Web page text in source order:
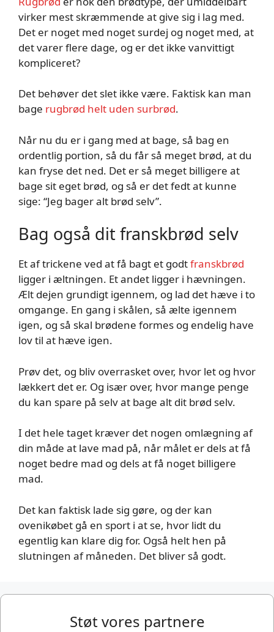
virker mest skræmmende at give sig i lag med.
Det er noget med noget surdej og noget med, at
det varer flere dage, og er det ikke vanvittigt
kompliceret?
Det behøver det slet ikke være. Faktisk kan man
bage rugbrød helt uden surbrød.
Når nu du er i gang med at bage, så bag en
ordentlig portion, så du får så meget brød, at du
kan fryse det ned. Det er så meget billigere at
bage sit eget brød, og så er det fedt at kunne
sige: “Jeg bager alt brød selv”.
Bag også dit franskbrød selv
Et af trickene ved at få bagt et godtfranskbrød
ligger i æltningen. Et andet ligger i hævningen.
Ælt dejen grundigt igennem, og lad det hæve i to
omgange. En gang i skålen, så ælte igennem
igen, og så skal brødene formes og endelig have
lov til at hæve igen.
Prøv det, og bliv overrasket over, hvor let og hvor
lækkert det er. Og især over, hvor mange penge
du kan spare på selv at bage alt dit brød selv.
I det hele taget kræver det nogen omlægning af
din måde at lave mad på, når målet er dels at få
noget bedre mad og dels at få noget billigere
mad.
Det kan faktisk lade sig gøre, og der kan
ovenikøbet gå en sport i at se, hvor lidt du
egentlig kan klare dig for. Også helt hen på
slutningen af måneden. Det bliver så godt.
Støt vores partnere